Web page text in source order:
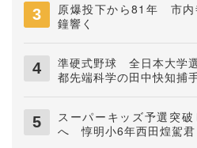
原爆投下から81年 市内
鐘響く
準硬式野球 全日本大学
都先端科学の田中快知捕
スーパーキッズ予選突
へ 惇明小6年西田煌駕君